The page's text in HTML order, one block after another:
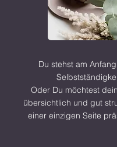
Du stehst am
Oder Du möchtest
übersichtlich und gut
einer einzigen Seite